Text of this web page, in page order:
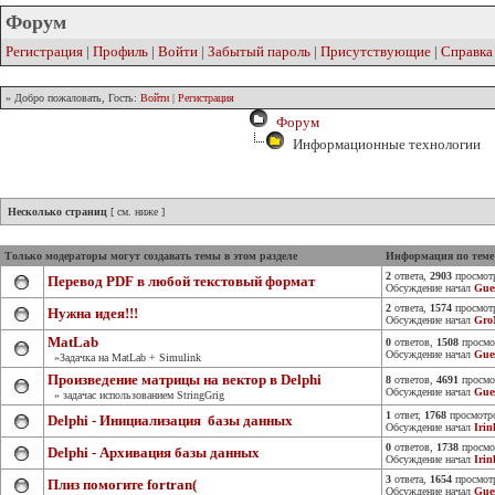
Форум
Регистрация | Профиль | Войти | Забытый пароль | Присутствующие | Справка
» Добро пожаловать, Гость: Войти | Регистрация
Форум
Информационные технологии
Несколько страниц [ см. ниже ]
Только модераторы могут создавать темы в этом разделе Информация по теме
Перевод PDF в любой текстовый формат 2 ответа, 2903
Обсуждение начал
Нужна идея!!! 2 ответа, 1574
Обсуждение начал
MatLab
»Задачка на MatLab + Simulink
0 ответов, 1508
Обсуждение начал
Произведение матрицы на вектор в Delphi
» задачас использованием StringGrig
8 ответов, 4691
Обсуждение начал
Delphi - Инициализация базы данных 1 ответ, 1768
Обсуждение начал
Delphi - Архивация базы данных 0 ответов, 1738
Обсуждение начал
Плиз помогите fortran( 3 ответа, 1654
Обсуждение начал